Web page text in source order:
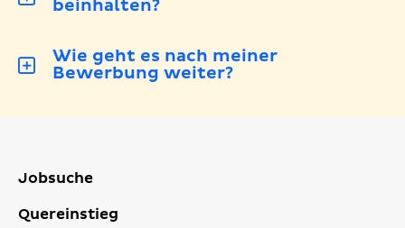
beinhalten?
Wie geht es nach meiner
Bewerbung weiter?
Jobsuche
Quereinstieg